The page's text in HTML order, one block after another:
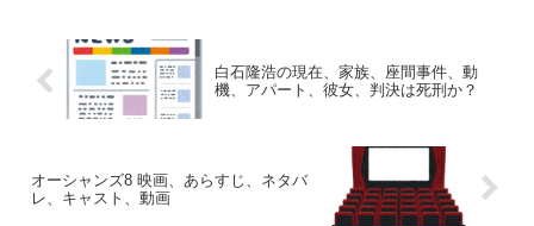
白石隆浩の現在、家族、座間事件、動
機、アパート、彼女、判決は死刑か？
オーシャンズ8 映画、あらすじ、ネタバ
レ、キャスト、動画